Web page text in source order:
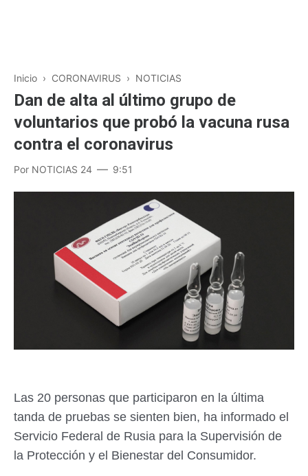
Inicio › CORONAVIRUS › NOTICIAS
Dan de alta al último grupo de
voluntarios que probó la vacuna rusa
contra el coronavirus
Por NOTICIAS 24 9:51
Las 20 personas que participaron en la última
tanda de pruebas se sienten bien, ha informado el
Servicio Federal de Rusia para la Supervisión de
la Protección y el Bienestar del Consumidor.